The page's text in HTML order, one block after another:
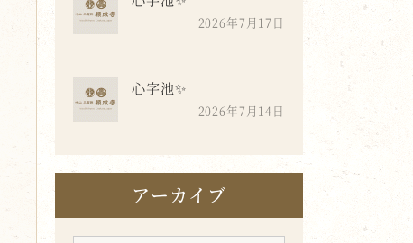
2026年7月17日
心字池✨
2026年7月14日
アーカイブ